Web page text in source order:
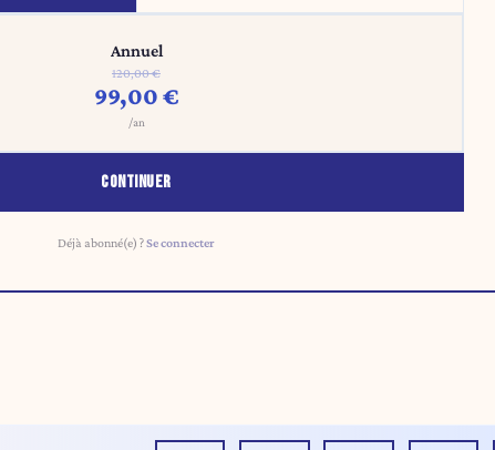
Annuel
120,00 €
99,00 €
/an
CONTINUER
Déjà abonné(e) ?Se connecter